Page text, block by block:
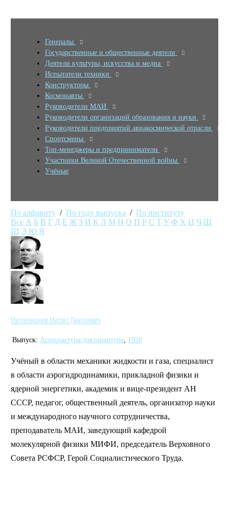
Генералы
Государственные и общественные деятели
Деятели культуры, искусства и медиа
Испытатели техники
Конструкторы
Космонавты
Руководители МАИ
Руководители организаций образования и науки
Руководители предприятий авиакосмической отрасли
Спортсмены
Топ-менеджеры и предприниматели
Участники Великой Отечественной войны
Учёные
По алфавиту /По году выпуска /По институту
Все А Б В Г Д Е Ж З И К Л М Н О П Р С Т У Ф Х Ц Ч Ш
Щ Э Ю Я
Миллионщиков Михаил Дмитриевич
Выпуск: Аспирантура/докторантура, 1938
Учёный в области механики жидкости и газа, специалист
в области аэрогидродинамики, прикладной физики и
ядерной энергетики, академик и вице-президент АН
СССР, педагог, общественный деятель, организатор науки
и международного научного сотрудничества,
преподаватель МАИ, заведующий кафедрой
молекулярной физики МИФИ, председатель Верховного
Совета РСФСР, Герой Социалистического Труда.